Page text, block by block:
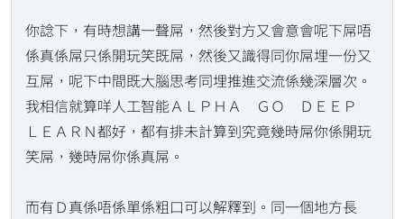
你諗下，有時想講一聲屌，然後對方又會意會呢下屌唔
係真係屌只係開玩笑既屌，然後又識得同你屌埋一份又
互屌，呢下中間既大腦思考同埋推進交流係幾深層次。
我相信就算咩人工智能ＡＬＰＨＡ ＧＯ ＤＥＥＰ
ＬＥＡＲＮ都好，都有排未計算到究竟幾時屌你係開玩
笑屌，幾時屌你係真屌。
而有Ｄ真係唔係單係粗口可以解釋到。同一個地方長